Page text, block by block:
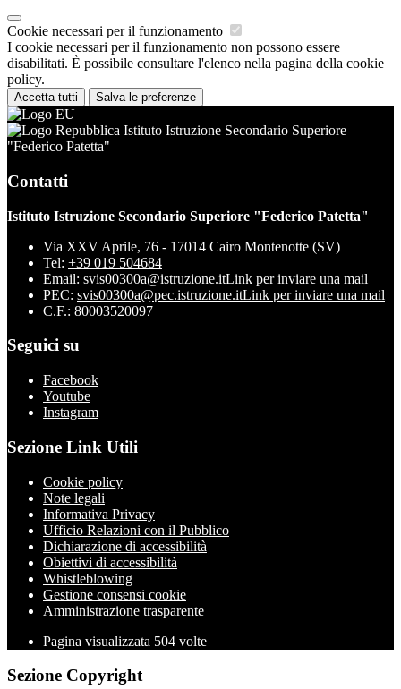
Cookie necessari per il funzionamento
I cookie necessari per il funzionamento non possono essere
disabilitati. È possibile consultare l'elenco nella pagina della cookie
policy.
Accetta tutti Salva le preferenze
Istituto Istruzione Secondario Superiore
"Federico Patetta"
Contatti
Istituto Istruzione Secondario Superiore "Federico Patetta"
Via XXV Aprile, 76 - 17014 Cairo Montenotte (SV)
Tel: +39 019 504684
Email: svis00300a@istruzione.itLink per inviare una mail
PEC: svis00300a@pec.istruzione.itLink per inviare una mail
C.F.: 80003520097
Seguici su
Facebook
Youtube
Instagram
Sezione Link Utili
Cookie policy
Note legali
Informativa Privacy
Ufficio Relazioni con il Pubblico
Dichiarazione di accessibilità
Obiettivi di accessibilità
Whistleblowing
Gestione consensi cookie
Amministrazione trasparente
Pagina visualizzata 504 volte
Sezione Copyright